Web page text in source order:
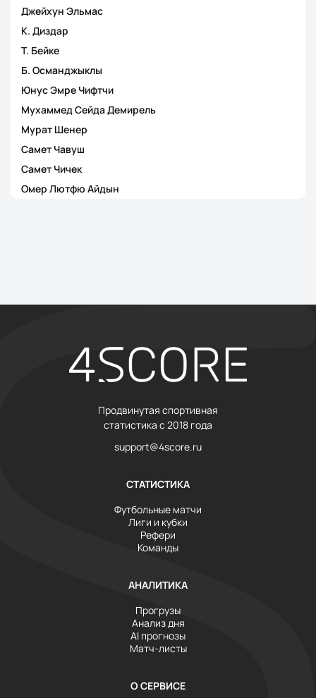
Джейхун Эльмас
К. Диздар
Т. Бейке
Б. Османджыклы
Юнус Эмре Чифтчи
Мухаммед Сейда Демирель
Мурат Шенер
Самет Чавуш
Самет Чичек
Омер Лютфю Айдын
Продвинутая спортивная
статистика с 2018 года
support@4score.ru
СТАТИСТИКА
Футбольные матчи
Лиги и кубки
Рефери
Команды
АНАЛИТИКА
Прогрузы
Анализ дня
AI прогнозы
Матч-листы
О СЕРВИСЕ